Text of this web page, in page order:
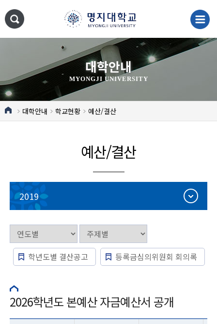
대학안내
MYONGJI UNIVERSITY
대학안내 학교현황 예산/결산
예산/결산
2019
학년도별 결산공고 등록금심의위원회 회의록
2026학년도 본예산 자금예산서 공개